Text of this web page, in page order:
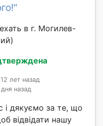
в г. Могилев-
лет назад
назад
і дякуємо за те, що
відвідати нашу